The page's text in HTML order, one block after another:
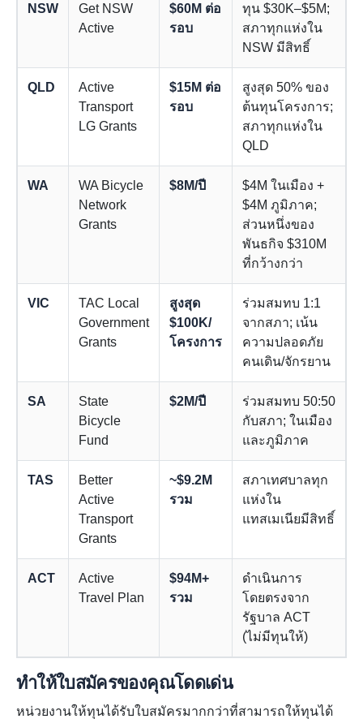
NSW
Get NSW
Active
$60M ต่อ
รอบ
ทุน $30K–$5M;
สภาทุกแห่งใน
NSW มีสิทธิ์
QLD
Active
Transport
LG Grants
$15M ต่อ
รอบ
สูงสุด 50% ของ
ต้นทุนโครงการ;
สภาทุกแห่งใน
QLD
WA
WA Bicycle
Network
Grants
$8M/ปี
$4M ในเมือง +
$4M ภูมิภาค;
ส่วนหนึ่งของ
พันธกิจ $310M
ที่กว้างกว่า
VIC
TAC Local
Government
Grants
สูงสุด
$100K/
โครงการ
ร่วมสมทบ 1:1
จากสภา; เน้น
ความปลอดภัย
คนเดิน/จักรยาน
SA
State
Bicycle
Fund
$2M/ปี
ร่วมสมทบ 50:50
กับสภา; ในเมือง
และภูมิภาค
TAS
Better
Active
Transport
Grants
~$9.2M
รวม
สภาเทศบาลทุก
แห่งใน
แทสเมเนียมีสิทธิ์
ACT
Active
Travel Plan
$94M+
รวม
ดำเนินการ
โดยตรงจาก
รัฐบาล ACT
(ไม่มีทุนให้)
ทำให้ใบสมัครของคุณโดดเด่น
หน่วยงานให้ทุนได้รับใบสมัครมากกว่าที่สามารถให้ทุนได้